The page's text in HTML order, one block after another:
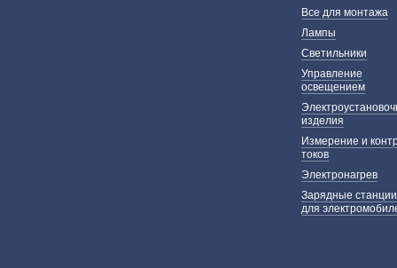
Все для монтажа
Лампы
Светильники
Управление
освещением
изделия
Измерение и
токов
Электронагрев
Зарядные станции
для